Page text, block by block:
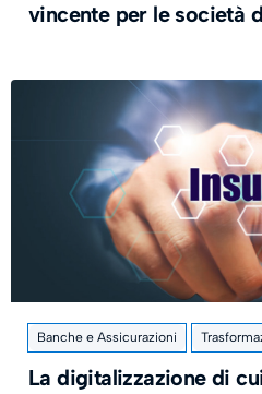
vincente per le società
Banche e Assicurazioni
La digitalizzazione di